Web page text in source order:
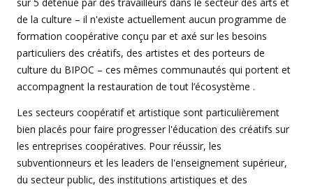
de la culture – il n'existe actuellement aucun programme de
formation coopérative conçu par et axé sur les besoins
particuliers des créatifs, des artistes et des porteurs de
culture du BIPOC – ces mêmes communautés qui portent et
accompagnent la restauration de tout l’écosystème .
Les secteurs coopératif et artistique sont particulièrement
bien placés pour faire progresser l'éducation des créatifs sur
les entreprises coopératives. Pour réussir, les
subventionneurs et les leaders de l'enseignement supérieur,
du secteur public, des institutions artistiques et des